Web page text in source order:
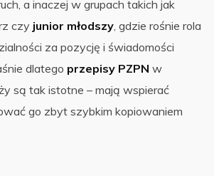
a inaczej w grupach takich jak
czy junior młodszy, gdzie rośnie rola
za pozycję i świadomości
dlatego przepisy PZPN w
są tak istotne – mają wspierać
go zbyt szybkim kopiowaniem